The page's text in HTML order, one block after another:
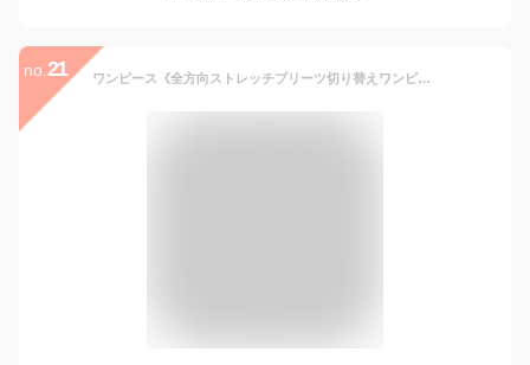
no. 21 ワンピース《全方向ストレッチプリーツ切り替えワンピース 全4色》 ワンピース 長袖 きれいめ フォーマル Aライン カジュアル レディース 黒 春秋冬 ロング アイボリー プリーツ 切り替え ロング丈 シンプル 大人可愛い マタニティ 50代 40代 ////